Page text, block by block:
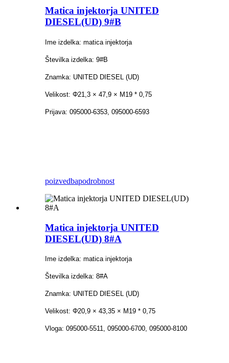
Matica injektorja UNITED
DIESEL(UD) 9#B
Ime izdelka: matica injektorja
Številka izdelka: 9#B
Znamka: UNITED DIESEL (UD)
Velikost: Φ21,3 × 47,9 × M19 * 0,75
Prijava: 095000-6353, 095000-6593
poizvedbapodrobnost
Matica injektorja UNITED
DIESEL(UD) 8#A
Ime izdelka: matica injektorja
Številka izdelka: 8#A
Znamka: UNITED DIESEL (UD)
Velikost: Φ20,9 × 43,35 × M19 * 0,75
Vloga: 095000-5511, 095000-6700, 095000-8100